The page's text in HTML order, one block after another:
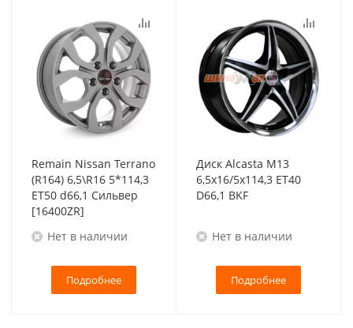
Remain Nissan Terrano
(R164) 6,5\R16 5*114,3
ET50 d66,1 Сильвер
[16400ZR]
Нет в наличии
Подробнее
Диск Alcasta M13
6,5x16/5x114,3 ET40
D66,1 BKF
Нет в наличии
Подробнее